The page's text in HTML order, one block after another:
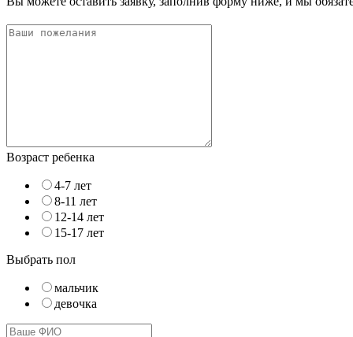
Возраст ребенка
4-7 лет
8-11 лет
12-14 лет
15-17 лет
Выбрать пол
мальчик
девочка